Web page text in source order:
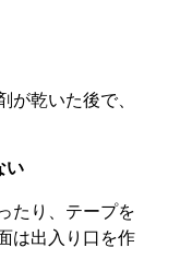
乾いた後で、
い
たり、テープを
は出入り口を作